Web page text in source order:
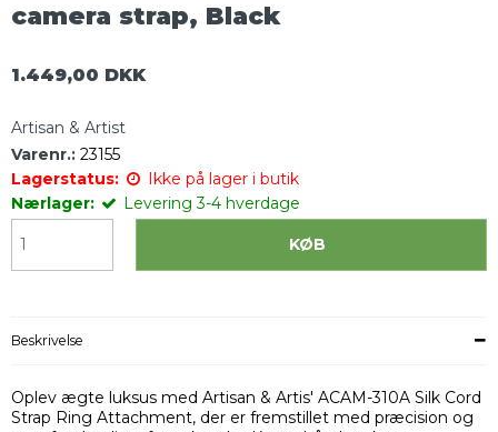
camera strap, Black
1.449,00 DKK
Artisan & Artist
Varenr.: 23155
Lagerstatus:
Ikke på lager i butik
Nærlager:
Levering 3-4 hverdage
KØB
Beskrivelse
Oplev ægte luksus med Artisan & Artis' ACAM-310A Silk Cord
Strap Ring Attachment, der er fremstillet med præcision og